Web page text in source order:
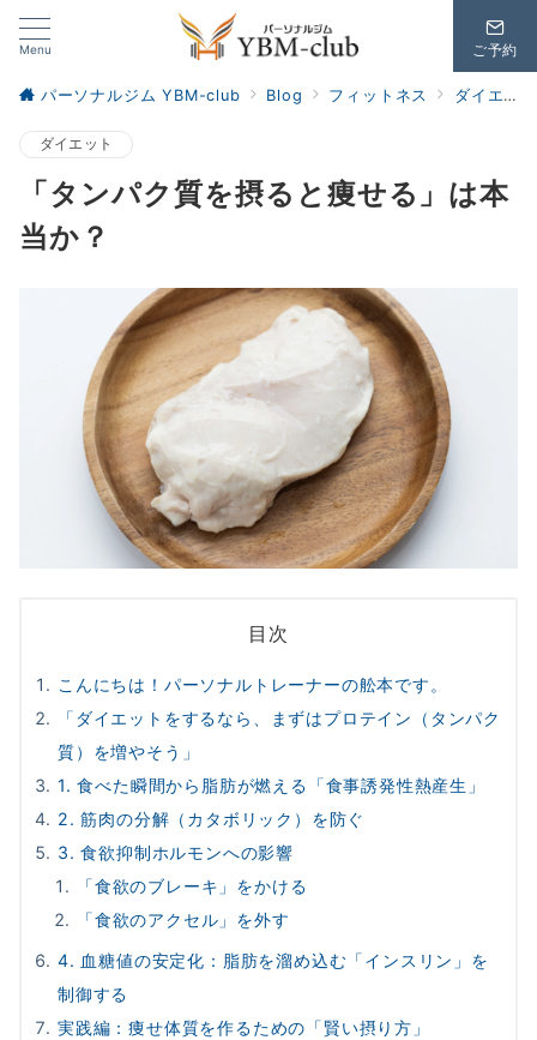
Menu ご予約
パーソナルジム YBM-club Blog フィットネス ダイエット
ダイエット
「タンパク質を摂ると痩せる」は本
当か？
目次
こんにちは！パーソナルトレーナーの舩本です。
「ダイエットをするなら、まずはプロテイン（タンパク
質）を増やそう」
1. 食べた瞬間から脂肪が燃える「食事誘発性熱産生」
2. 筋肉の分解（カタボリック）を防ぐ
3. 食欲抑制ホルモンへの影響
「食欲のブレーキ」をかける
「食欲のアクセル」を外す
4. 血糖値の安定化：脂肪を溜め込む「インスリン」を
制御する
実践編：痩せ体質を作るための「賢い摂り方」